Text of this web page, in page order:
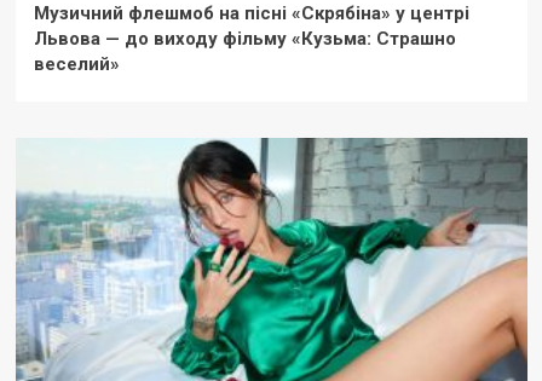
Музичний флешмоб на пісні «Скрябіна» у центрі
Львова — до виходу фільму «Кузьма: Страшно
веселий»